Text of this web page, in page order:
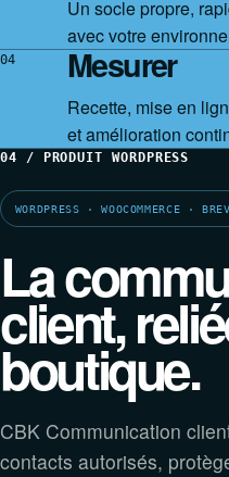
Un socle propre,
avec votre
04 Mesurer
Recette, mise en
et amélioration
04 / PRODUIT WORDPRESS
WORDPRESS · WOOCOMMERCE ·
La
client,
boutique.
CBK Communication
contacts autorisés,